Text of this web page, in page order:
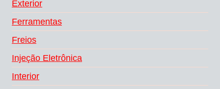
Exterior
Ferramentas
Freios
Injeção Eletrônica
Interior